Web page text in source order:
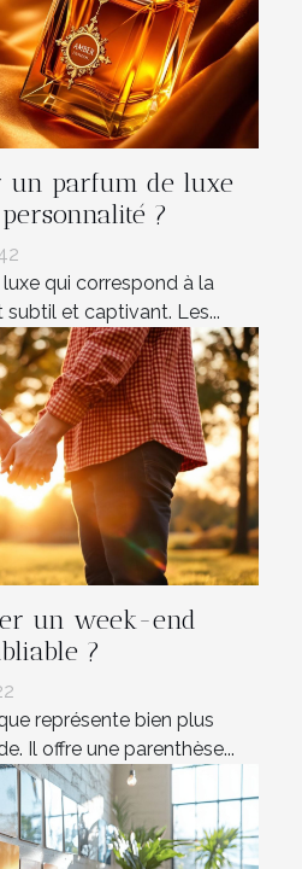
un parfum de luxe
?
qui correspond à la
et captivant. Les...
un week-end
?
représente bien plus
Il offre une parenthèse...